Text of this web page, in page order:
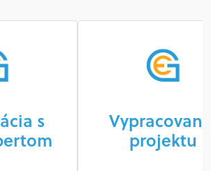
s
projektu